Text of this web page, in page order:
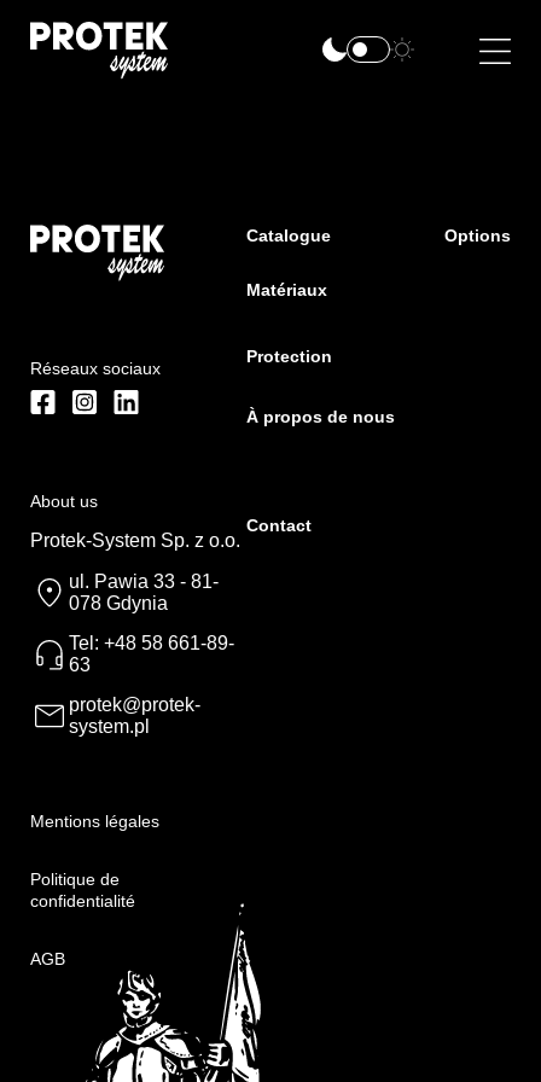
Réseaux sociaux
About us
Protek-System Sp. z o.o.
ul. Pawia 33 - 81-
078 Gdynia
Tel: +48 58 661-89-
63
protek@protek-
system.pl
Mentions légales
Politique de
confidentialité
AGB
Catalogue Options
Matériaux
Protection
À propos de nous
Contact